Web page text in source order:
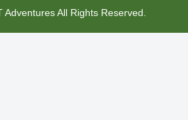
Adventures All Rights Reserved.